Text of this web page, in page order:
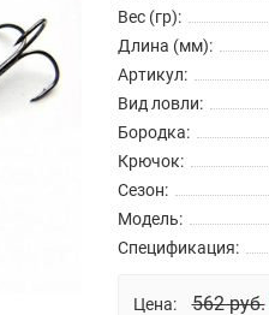
Вес (гр):
Длина (мм):
Артикул:
Вид ловли:
Бородка:
Крючок:
Сезон:
Модель:
Спецификация:
Цена: 562 руб.